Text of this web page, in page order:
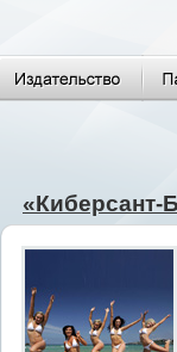
«Киберсант-